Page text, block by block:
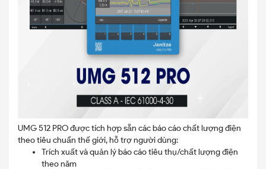
UMG 512 PRO được tích hợp sẵn các báo cáo chất lượng điện
theo tiêu chuẩn thế giới, hỗ trợ người dùng:
Trích xuất và quản lý báo cáo tiêu thụ/chất lượng điện
theo năm